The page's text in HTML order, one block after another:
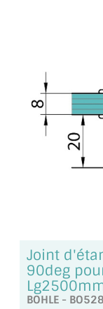
TOUS LES
GUIDE :
MIROIR
MIROIR
Joint
90deg
BOHLE -